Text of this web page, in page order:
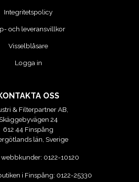
Integritetspolicy
och leveransvillkor
Visselblåsare
Logga in
OSS
& Filterpartner AB,
24
612 44 Finspång
län, Sverige
webbkunder: 0122-10120
i Finspång: 0122-25330